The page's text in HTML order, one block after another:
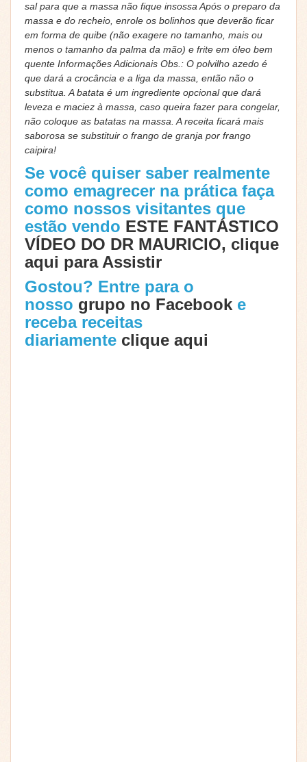
sal para que a massa não fique insossa Após o preparo da
massa e do recheio, enrole os bolinhos que deverão ficar
em forma de quibe (não exagere no tamanho, mais ou
menos o tamanho da palma da mão) e frite em óleo bem
quente Informações Adicionais Obs.: O polvilho azedo é
que dará a crocância e a liga da massa, então não o
substitua. A batata é um ingrediente opcional que dará
leveza e maciez à massa, caso queira fazer para congelar,
não coloque as batatas na massa. A receita ficará mais
saborosa se substituir o frango de granja por frango
caipira!
Se você quiser saber realmente
como emagrecer na prática faça
como nossos visitantes que
estão vendo ESTE FANTÁSTICO
VÍDEO DO DR MAURICIO, clique
aqui para Assistir
Gostou? Entre para o
nosso grupo no Facebooke
receba receitas
diariamente clique aqui